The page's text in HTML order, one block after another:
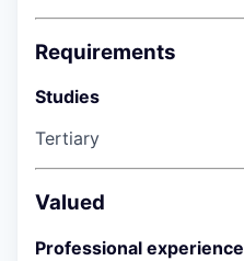
Requirements
Studies
Tertiary
Valued
Professional experience